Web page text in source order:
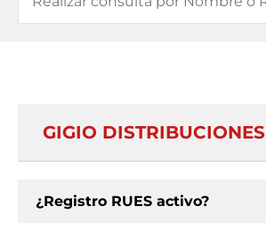
GIGIO
¿Registro RUES activo?